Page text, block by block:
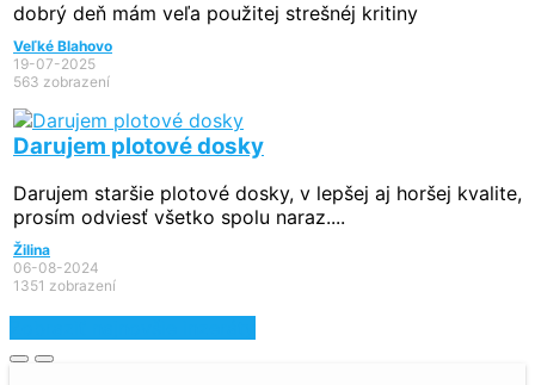
dobrý deň mám veľa použitej strešnéj kritiny
Veľké Blahovo
19-07-2025
563 zobrazení
Darujem plotové dosky
Darujem staršie plotové dosky, v lepšej aj horšej kvalite,
prosím odviesť všetko spolu naraz....
Žilina
06-08-2024
1351 zobrazení